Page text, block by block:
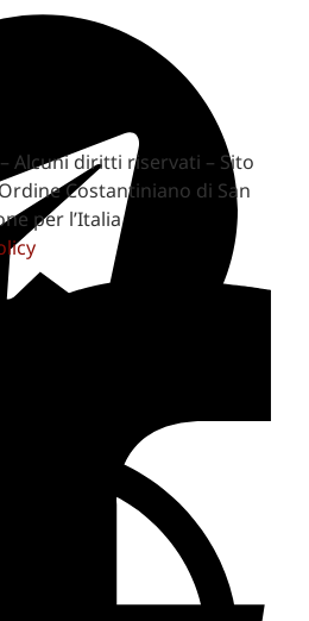
Alcuni diritti riservati – Sito
Costantiniano di San
per l’Italia